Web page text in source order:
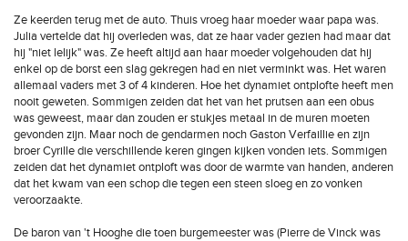
Ze keerden terug met de auto. Thuis vroeg haar moeder waar papa was.
Julia vertelde dat hij overleden was, dat ze haar vader gezien had maar dat
hij "niet lelijk" was. Ze heeft altijd aan haar moeder volgehouden dat hij
enkel op de borst een slag gekregen had en niet verminkt was. Het waren
allemaal vaders met 3 of 4 kinderen. Hoe het dynamiet ontplofte heeft men
nooit geweten. Sommigen zeiden dat het van het prutsen aan een obus
was geweest, maar dan zouden er stukjes metaal in de muren moeten
gevonden zijn. Maar noch de gendarmen noch Gaston Verfaillie en zijn
broer Cyrille die verschillende keren gingen kijken vonden iets. Sommigen
zeiden dat het dynamiet ontploft was door de warmte van handen, anderen
dat het kwam van een schop die tegen een steen sloeg en zo vonken
veroorzaakte.
De baron van 't Hooghe die toen burgemeester was (Pierre de Vinck was